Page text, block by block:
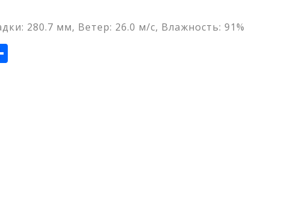
280.7 мм, Ветер: 26.0 м/с, Влажность: 91%